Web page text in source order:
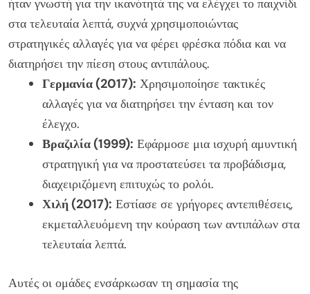
ήταν γνωστή για την ικανότητά της να ελέγχει το παιχνίδι
στα τελευταία λεπτά, συχνά χρησιμοποιώντας
στρατηγικές αλλαγές για να φέρει φρέσκα πόδια και να
διατηρήσει την πίεση στους αντιπάλους.
Γερμανία (2017): Χρησιμοποίησε τακτικές
αλλαγές για να διατηρήσει την ένταση και τον
έλεγχο.
Βραζιλία (1999): Εφάρμοσε μια ισχυρή αμυντική
στρατηγική για να προστατεύσει τα προβάδισμα,
διαχειριζόμενη επιτυχώς το ρολόι.
Χιλή (2017): Εστίασε σε γρήγορες αντεπιθέσεις,
εκμεταλλευόμενη την κούραση των αντιπάλων στα
τελευταία λεπτά.
Αυτές οι ομάδες ενσάρκωσαν τη σημασία της